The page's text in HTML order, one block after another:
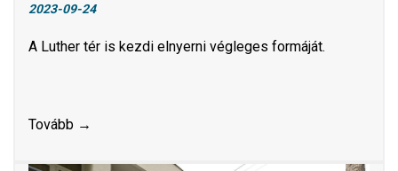
2023-09-24
A Luther tér is kezdi elnyerni végleges formáját.
Tovább →